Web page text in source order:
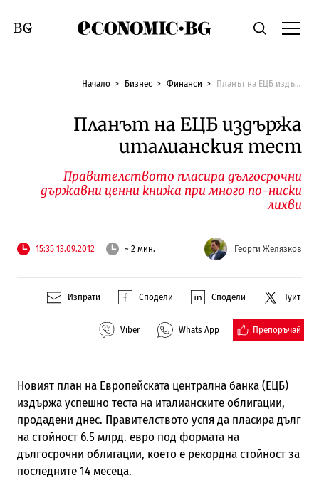
Economic.bgТърсене
Смяна на език
Начало Бизнес Финанси Планът на ЕЦБ издържа италианския тест
Планът на ЕЦБ издържа
италианския тест
Правителството пласира дългосрочни
държавни ценни книжа при много по-ниски
лихви
15:35 13.09.2012 ~ 2 мин. Георги Желязков
Изпрати Сподели Сподели Туит
Viber Whats App Препоръчай
Новият план на Европейската централна банка (ЕЦБ)
издържа успешно теста на италианските облигации,
продадени днес. Правителството успя да пласира дълг
на стойност 6.5 млрд. евро под формата на
дългосрочни облигации, което е рекордна стойност за
последните 14 месеца.